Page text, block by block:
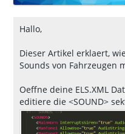
Hallo,
Dieser Artikel erklaert,
Sounds von Fahrzeugen
Oeffne deine ELS.XML
editiere die <SOUND>